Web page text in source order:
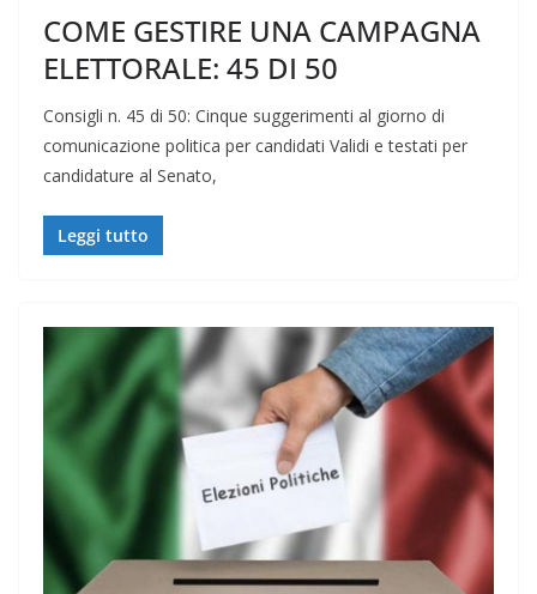
COME GESTIRE UNA CAMPAGNA
ELETTORALE: 45 DI 50
Consigli n. 45 di 50: Cinque suggerimenti al giorno di
comunicazione politica per candidati Validi e testati per
candidature al Senato,
Leggi tutto